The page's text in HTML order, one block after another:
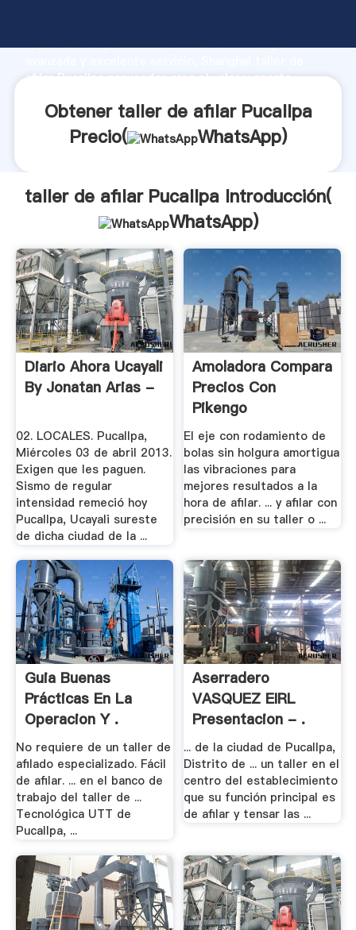
capacidad de producción, fuerza de investigación
afilar Pucallpa proveedor crea el valor y aporta
Obtener taller de afilar Pucallpa
Precio(
WhatsApp)
taller de afilar Pucallpa Introducción(
WhatsApp)
Diario Ahora Ucayali
By Jonatan Arias -
02. LOCALES. Pucallpa,
Miércoles 03 de abril 2013.
Exigen que les paguen.
Sismo de regular
intensidad remeció hoy
Pucallpa, Ucayali sureste
de dicha ciudad de la ...
Amoladora Compara
Precios Con
Pikengo
El eje con rodamiento de
bolas sin holgura amortigua
las vibraciones para
mejores resultados a la
hora de afilar. ... y afilar con
precisión en su taller o ...
Guia Buenas
Prácticas En La
Operacion Y .
No requiere de un taller de
afilado especializado. Fácil
de afilar. ... en el banco de
trabajo del taller de ...
Tecnológica UTT de
Pucallpa, ...
Aserradero
VASQUEZ EIRL
Presentacion - .
... de la ciudad de Pucallpa,
Distrito de ... un taller en el
centro del establecimiento
que su función principal es
de afilar y tensar las ...